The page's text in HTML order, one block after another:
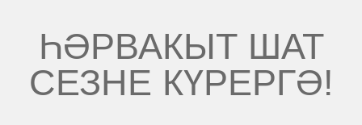
ҺӘРВАКЫТ ШАТ
СЕЗНЕ КҮРЕРГӘ!